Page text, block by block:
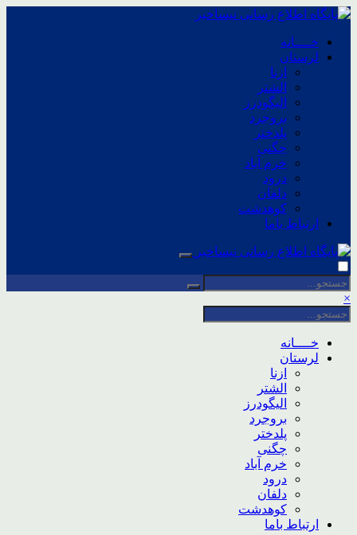
خــــانه
لرستان
ازنا
الشتر
الیگودرز
بروجرد
پلدختر
چگنی
خرم آباد
درود
دلفان
کوهدشت
ارتباط باما
×
خــــانه
لرستان
ازنا
الشتر
الیگودرز
بروجرد
پلدختر
چگنی
خرم آباد
درود
دلفان
کوهدشت
ارتباط باما